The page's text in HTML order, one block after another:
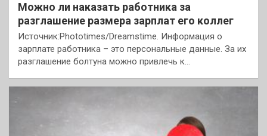
Можно ли наказать работника за
разглашение размера зарплат его коллег
Источник:Phototimes/Dreamstime. Информация о
зарплате работника – это персональные данные. За их
разглашение болтуна можно привлечь к…